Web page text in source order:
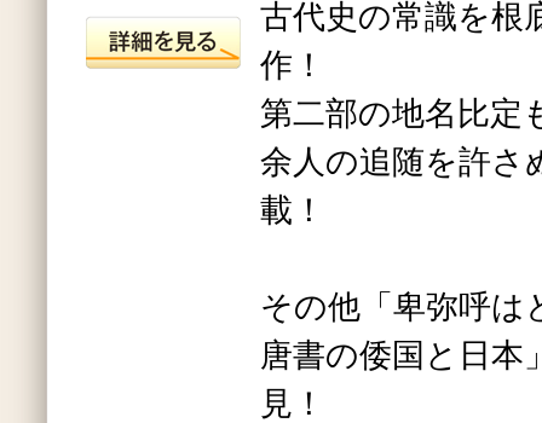
古代史の常識を根
作！
第二部の地名比定
余人の追随を許さ
載！
その他「卑弥呼は
唐書の倭国と日本
見！